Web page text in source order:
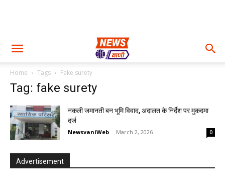
Home Tags Fake surety
Tag: fake surety
नकली जमानती बन भूमि विवाद, अदालत के निर्देश पर मुकदमा
दर्ज
NewsvaniWeb - March 2, 2026 0
Advertisement